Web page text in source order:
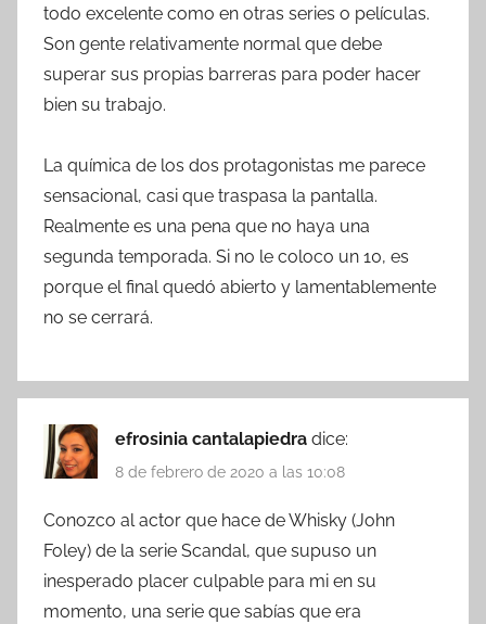
todo excelente como en otras series o películas.
Son gente relativamente normal que debe
superar sus propias barreras para poder hacer
bien su trabajo.
La química de los dos protagonistas me parece
sensacional, casi que traspasa la pantalla.
Realmente es una pena que no haya una
segunda temporada. Si no le coloco un 10, es
porque el final quedó abierto y lamentablemente
no se cerrará.
efrosinia cantalapiedra dice:
8 de febrero de 2020 a las 10:08
Conozco al actor que hace de Whisky (John
Foley) de la serie Scandal, que supuso un
inesperado placer culpable para mi en su
momento, una serie que sabías que era